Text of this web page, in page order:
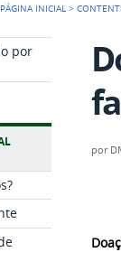
PÁGINA INICIAL >
por
por